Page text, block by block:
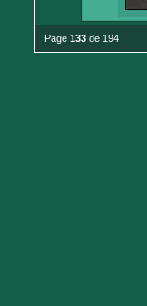
Page 133 de 194